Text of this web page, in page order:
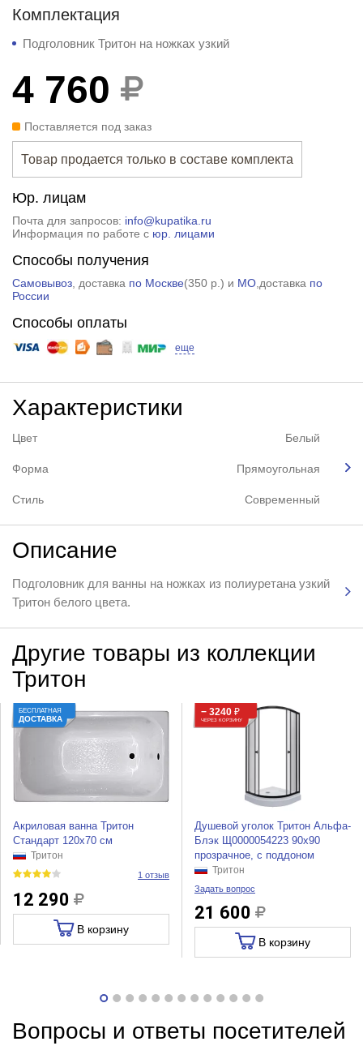
Комплектация
Подголовник Тритон на ножках узкий
4 760
Поставляется под заказ
Товар продается только в составе комплекта
Юр. лицам
Почта для запросов: info@kupatika.ru
Информация по работе с юр. лицами
Способы получения
Самовывоз, доставка по Москве(350 р. ) и МО,доставка по
России
Способы оплаты
еще
Характеристики
Цвет Белый
Форма Прямоугольная
Стиль Современный
Описание
Подголовник для ванны на ножках из полиуретана узкий
Тритон белого цвета.
Другие товары из коллекции
Тритон
БЕСПЛАТНАЯ
ДОСТАВКА
Акриловая ванна Тритон
Стандарт 120х70 см
Тритон
1 отзыв
12 290
В корзину
− 3240 ₽
ЧЕРЕЗ КОРЗИНУ
Душевой уголок Тритон Альфа-
Блэк Щ0000054223 90x90
прозрачное, с поддоном
Тритон
Задать вопрос
21 600
В корзину
Вопросы и ответы посетителей